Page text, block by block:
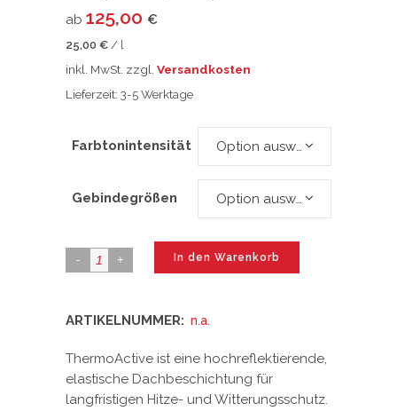
ab 125,00 €
25,00 € / l
inkl. MwSt. zzgl. Versandkosten
Lieferzeit: 3-5 Werktage
Farbtonintensität Option auswählen
Gebindegrößen Option auswählen
In den Warenkorb
ARTIKELNUMMER: n.a.
ThermoActive ist eine hochreflektierende,
elastische Dachbeschichtung für
langfristigen Hitze- und Witterungsschutz.